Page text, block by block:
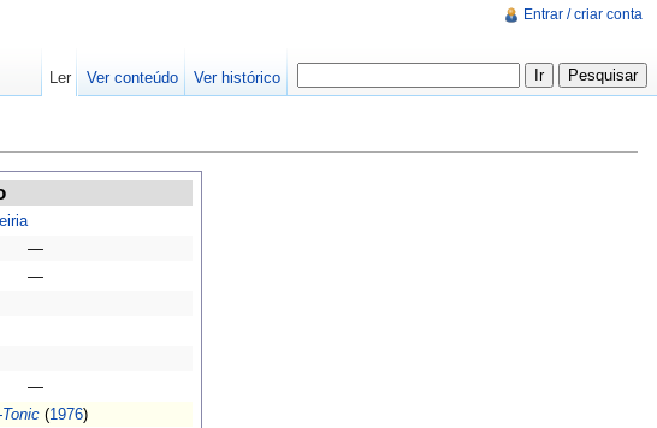
—
—
—
(1976)
Entrar / criar conta
Ler Ver conteúdo Ver histórico